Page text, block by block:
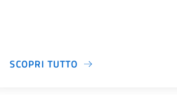
SCOPRI TUTTO